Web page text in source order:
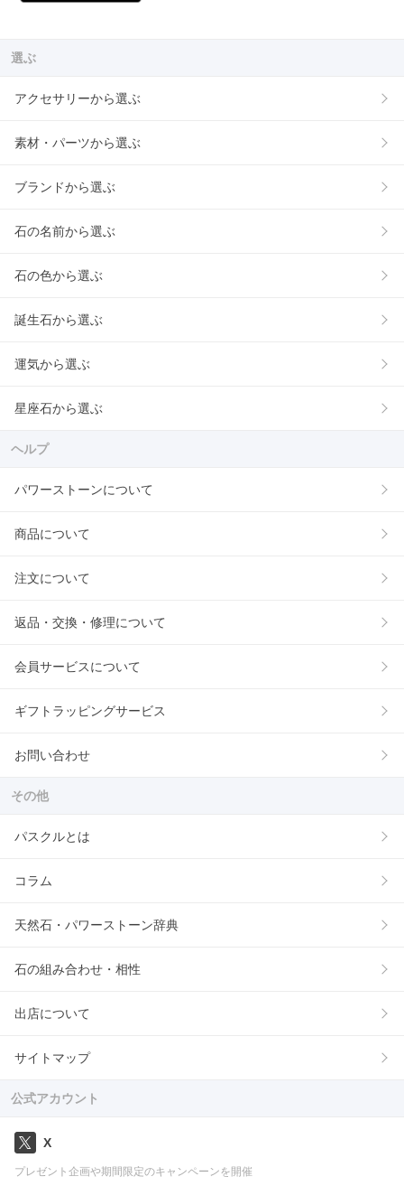
選ぶ
アクセサリーから選ぶ
素材・パーツから選ぶ
ブランドから選ぶ
石の名前から選ぶ
石の色から選ぶ
誕生石から選ぶ
運気から選ぶ
星座石から選ぶ
ヘルプ
パワーストーンについて
商品について
注文について
返品・交換・修理について
会員サービスについて
ギフトラッピングサービス
お問い合わせ
その他
パスクルとは
コラム
天然石・パワーストーン辞典
石の組み合わせ・相性
出店について
サイトマップ
公式アカウント
X
プレゼント企画や期間限定のキャンペーンを開催